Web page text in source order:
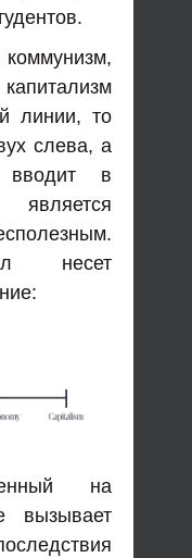
линии, то
слева, а
в
несет
на
вызывает